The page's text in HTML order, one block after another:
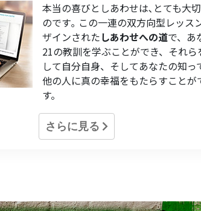
本当の喜びとしあわせは､とても大
のです｡ この一連の双方向型レッス
ザインされたしあわせへの道で、あ
21の教訓を学ぶことができ、それら
して自分自身、そしてあなたの知っ
他の人に真の幸福をもたらすことが
す。
さらに見る